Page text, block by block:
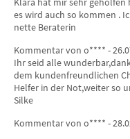
es wird auch so kommen .
nette Beraterin
Kommentar von o**** -
Ihr seid alle
dem kundenfreundlichen
Helfer in der Not,weiter so
Silke
Kommentar von o**** -